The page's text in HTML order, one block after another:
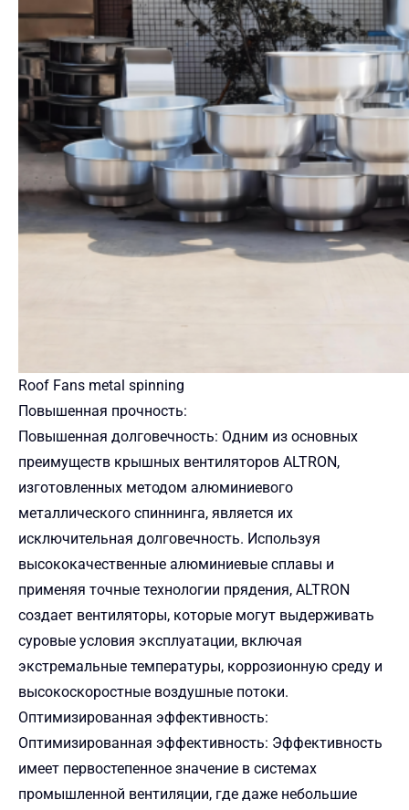
Roof Fans metal spinning
Повышенная прочность:
Повышенная долговечность: Одним из основных
преимуществ крышных вентиляторов ALTRON,
изготовленных методом алюминиевого
металлического спиннинга, является их
исключительная долговечность. Используя
высококачественные алюминиевые сплавы и
применяя точные технологии прядения, ALTRON
создает вентиляторы, которые могут выдерживать
суровые условия эксплуатации, включая
экстремальные температуры, коррозионную среду и
высокоскоростные воздушные потоки.
Оптимизированная эффективность:
Оптимизированная эффективность: Эффективность
имеет первостепенное значение в системах
промышленной вентиляции, где даже небольшие